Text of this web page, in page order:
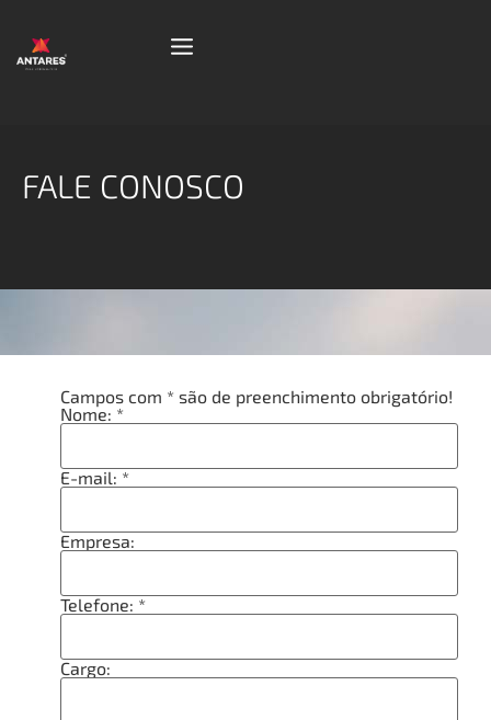
FALE CONOSCO
Campos com * são de preenchimento obrigatório!
Nome: *
E-mail: *
Empresa:
Telefone: *
Cargo: